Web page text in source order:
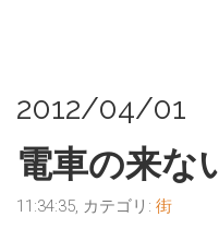
2012/04/01
電車の来な
11:34:35, カテゴリ: 街